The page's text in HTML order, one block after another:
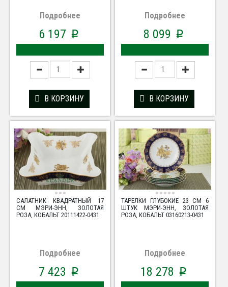
Подробнее
6 197 p
В КОРЗИНУ
Подробнее
8 099 p
В КОРЗИНУ
САЛАТНИК КВАДРАТНЫЙ 17
СМ МЭРИ-ЭНН, ЗОЛОТАЯ
РОЗА, КОБАЛЬТ 20111422-0431
Подробнее
7 423 p
ТАРЕЛКИ ГЛУБОКИЕ 23 СМ 6
ШТУК МЭРИ-ЭНН, ЗОЛОТАЯ
РОЗА, КОБАЛЬТ 03160213-0431
Подробнее
18 278 p